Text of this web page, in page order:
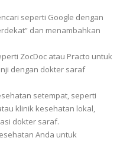
seperti Google dengan
dan menambahkan
ZocDoc atau Practo untuk
dengan dokter saraf
setempat, seperti
klinik kesehatan lokal,
dokter saraf.
Anda untuk